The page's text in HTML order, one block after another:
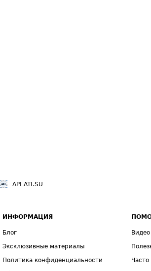
API ATI.SU
ИНФОРМАЦИЯ
Блог
Эксклюзивные материалы
Политика конфиденциальности
Часто